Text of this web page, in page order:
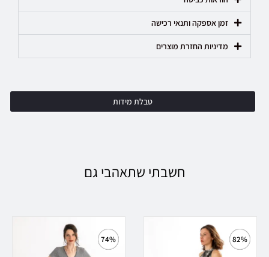
טבלת מידות
זמן אספקה ותנאי רכישה
מדיניות החזרת מוצרים
חשבתי שתאהבי גם
82%
74%